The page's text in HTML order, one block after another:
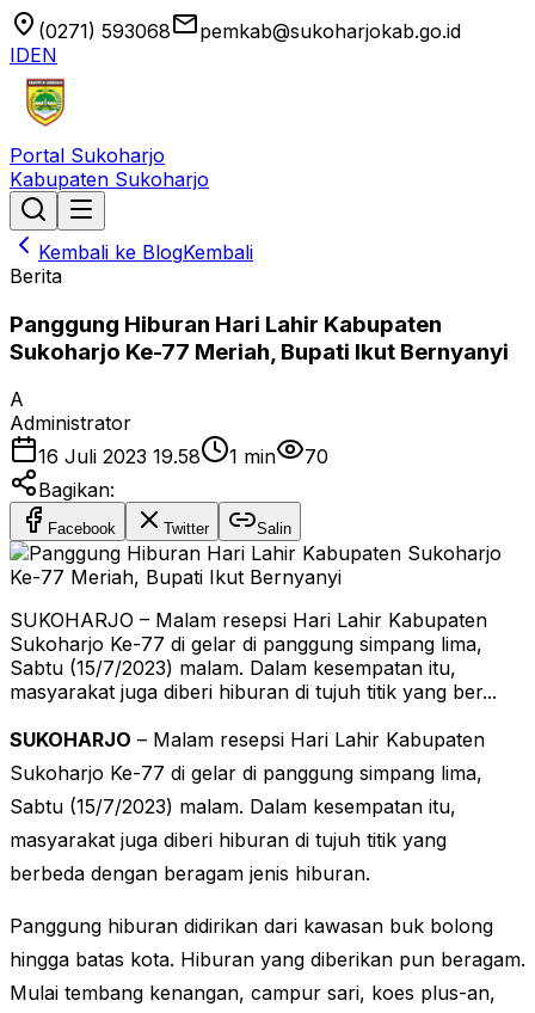
location_on (0271) 593068emailpemkab@sukoharjokab.go.id
IDEN
Portal Sukoharjo
Kabupaten Sukoharjo
Kembali ke BlogKembali
Berita
Panggung Hiburan Hari Lahir Kabupaten
Sukoharjo Ke-77 Meriah, Bupati Ikut Bernyanyi
A
Administrator
16 Juli 2023 19.58
1 min
70
Bagikan:
Facebook Twitter Salin
SUKOHARJO – Malam resepsi Hari Lahir Kabupaten
Sukoharjo Ke-77 di gelar di panggung simpang lima,
Sabtu (15/7/2023) malam. Dalam kesempatan itu,
masyarakat juga diberi hiburan di tujuh titik yang ber...
SUKOHARJO – Malam resepsi Hari Lahir Kabupaten
Sukoharjo Ke-77 di gelar di panggung simpang lima,
Sabtu (15/7/2023) malam. Dalam kesempatan itu,
masyarakat juga diberi hiburan di tujuh titik yang
berbeda dengan beragam jenis hiburan.
Panggung hiburan didirikan dari kawasan buk bolong
hingga batas kota. Hiburan yang diberikan pun beragam.
Mulai tembang kenangan, campur sari, koes plus-an,